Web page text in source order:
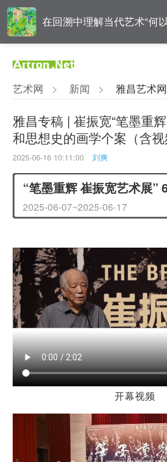
在回溯中理解当代艺术“何
发起全球维权
对话 | “道法自然” 范一夫
破界与归真
对话 | 在开放和自由中确立
值
艺术网 > 新闻 > 雅昌艺术
雅昌专稿 | 崔振宽“笔墨重
和思想史的画学个案（含视
2025-06-16 10:11:00 刘爽
2025-06-07~2025-06-17
开幕视频